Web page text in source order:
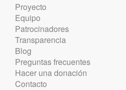
Proyecto
Equipo
Patrocinadores
Transparencia
Blog
Preguntas frecuentes
Hacer una donación
Contacto